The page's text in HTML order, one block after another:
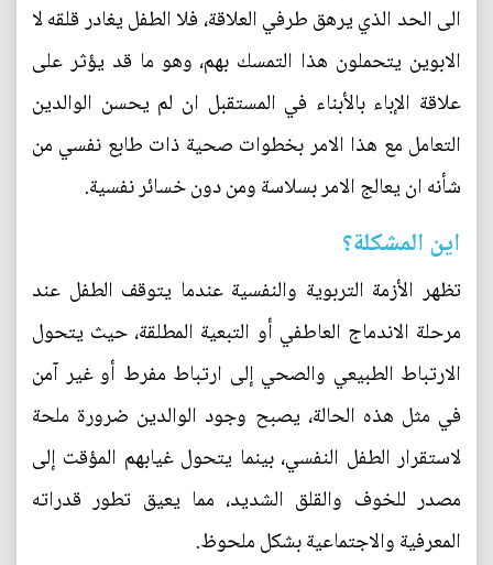
الى الحد الذي يرهق طرفي العلاقة، فلا الطفل يغادر قلقه لا
الابوين يتحملون هذا التمسك بهم، وهو ما قد يؤثر على
علاقة الإباء بالأبناء في المستقبل ان لم يحسن الوالدين
التعامل مع هذا الامر بخطوات صحية ذات طابع نفسي من
شأنه ان يعالج الامر بسلاسة ومن دون خسائر نفسية.
اين المشكلة؟
تظهر الأزمة التربوية والنفسية عندما يتوقف الطفل عند
مرحلة الاندماج العاطفي أو التبعية المطلقة، حيث يتحول
الارتباط الطبيعي والصحي إلى ارتباط مفرط أو غير آمن
في مثل هذه الحالة، يصبح وجود الوالدين ضرورة ملحة
لاستقرار الطفل النفسي، بينما يتحول غيابهم المؤقت إلى
مصدر للخوف والقلق الشديد، مما يعيق تطور قدراته
المعرفية والاجتماعية بشكل ملحوظ.